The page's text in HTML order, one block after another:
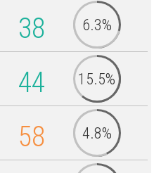
38 6.3%
44 15.5%
58 4.8%